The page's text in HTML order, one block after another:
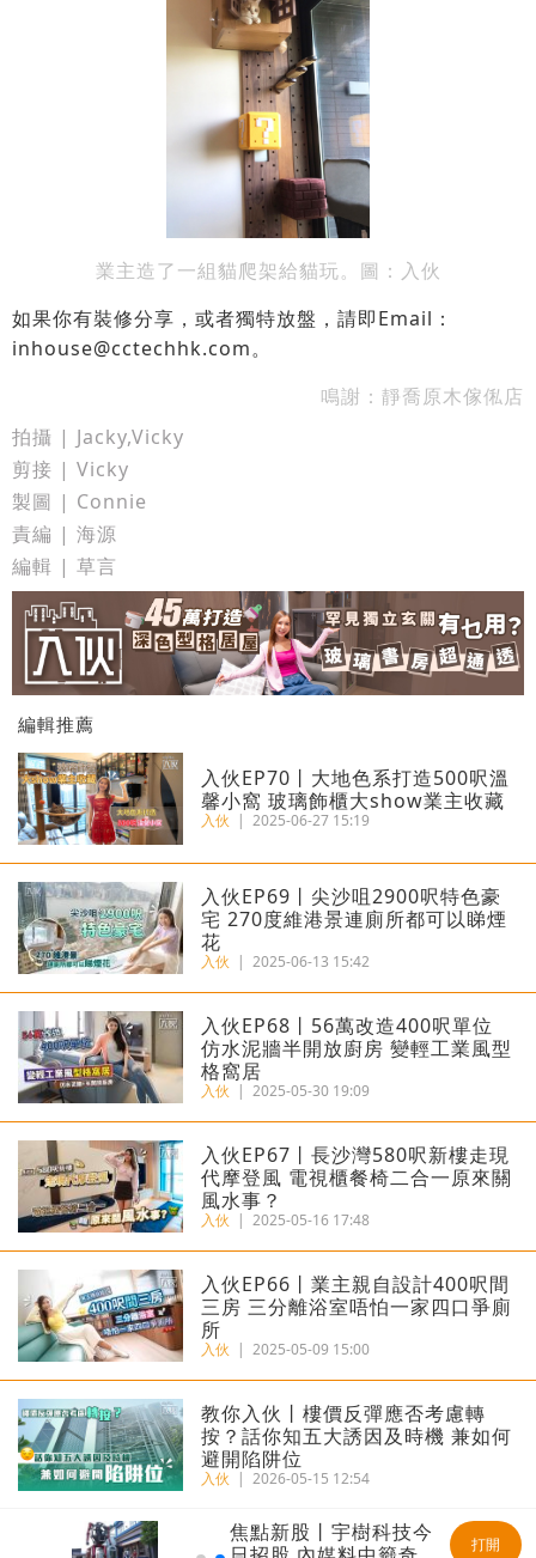
業主造了一組貓爬架給貓玩。 圖：入伙
如果你有裝修分享，或者獨特放盤，請即Email：
inhouse@cctechhk.com。
鳴謝： 靜喬原木傢俬店
拍攝 | Jacky,Vicky
剪接 | Vicky
製圖 | Connie
責編 | 海源
編輯 | 草言
編輯推薦
入伙EP70丨大地色系打造500呎溫
馨小窩 玻璃飾櫃大show業主收藏
入伙 | 2025-06-27 15:19
入伙EP69丨尖沙咀2900呎特色豪
宅 270度維港景連廁所都可以睇煙
花
入伙 | 2025-06-13 15:42
入伙EP68丨56萬改造400呎單位
仿水泥牆半開放廚房 變輕工業風型
格窩居
入伙 | 2025-05-30 19:09
入伙EP67丨長沙灣580呎新樓走現
代摩登風 電視櫃餐椅二合一原來關
風水事？
入伙 | 2025-05-16 17:48
入伙EP66丨業主親自設計400呎間
三房 三分離浴室唔怕一家四口爭廁
所
入伙 | 2025-05-09 15:00
教你入伙丨樓價反彈應否考慮轉
按？話你知五大誘因及時機 兼如何
避開陷阱位
入伙 | 2026-05-15 12:54
焦點新股丨宇樹科技今
打開